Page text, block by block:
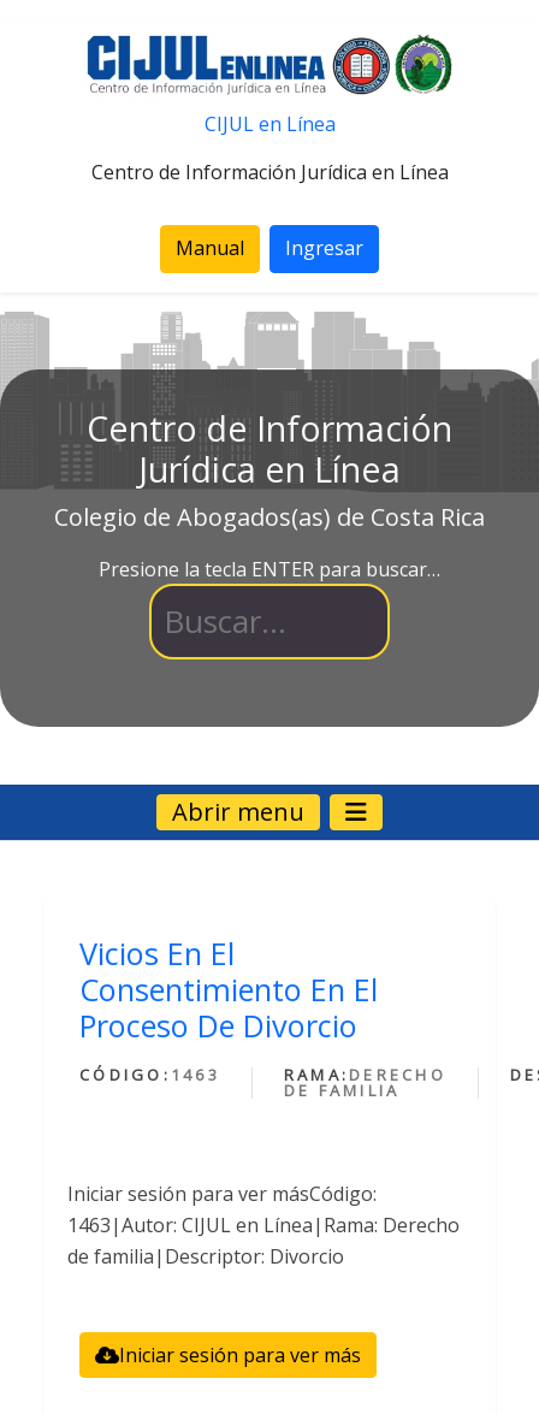
CIJUL en Línea
Centro de Información Jurídica en Línea
Manual Ingresar
Centro de Información
Jurídica en Línea
Colegio de Abogados(as) de Costa Rica
Presione la tecla ENTER para buscar…
Abrir menu
Vicios En El
Consentimiento En El
Proceso De Divorcio
CÓDIGO: 1463 RAMA: DERECHO
DE FAMILIA
Iniciar sesión para ver másCódigo:
1463|Autor: CIJUL en Línea|Rama: Derecho
de familia|Descriptor: Divorcio
Iniciar sesión para ver más